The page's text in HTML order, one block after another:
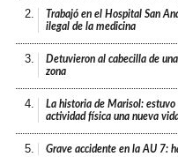
2.
Trabajó en el Hospital San
ilegal de la medicina
3.
Detuvieron al cabecilla de
zona
4.
La historia de Marisol:
actividad física una nueva
5. Grave accidente en la AU 7: